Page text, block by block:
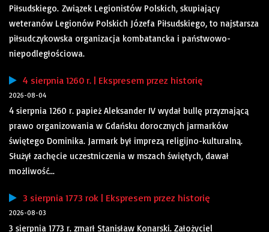
Piłsudskiego. Związek Legionistów Polskich, skupiający
weteranów Legionów Polskich Józefa Piłsudskiego, to najstarsza
piłsudczykowska organizacja kombatancka i państwowo-
niepodległościowa.
4 sierpnia 1260 r. | Ekspresem przez historię
2026-08-04
4 sierpnia 1260 r. papież Aleksander IV wydał bullę przyznającą
prawo organizowania w Gdańsku dorocznych jarmarków
świętego Dominika. Jarmark był imprezą religijno-kulturalną.
Służył zachęcie uczestniczenia w mszach świętych, dawał
możliwość...
3 sierpnia 1773 rok | Ekspresem przez historię
2026-08-03
3 sierpnia 1773 r. zmarł Stanisław Konarski. Założyciel